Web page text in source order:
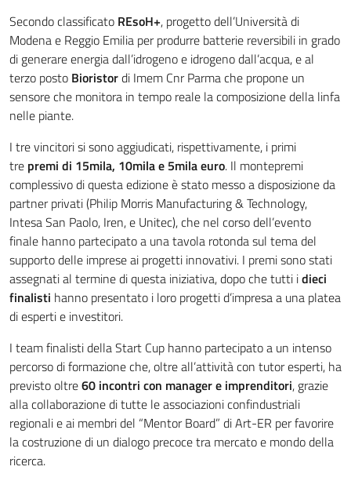
Secondo classificato REsoH+, progetto dell’Università di
Modena e Reggio Emilia per produrre batterie reversibili in grado
di generare energia dall’idrogeno e idrogeno dall’acqua, e al
terzo posto Bioristordi Imem Cnr Parma che propone un
sensore che monitora in tempo reale la composizione della linfa
nelle piante.
I tre vincitori si sono aggiudicati, rispettivamente, i primi
tre premi di 15mila, 10mila e 5mila euro. Il montepremi
complessivo di questa edizione è stato messo a disposizione da
partner privati (Philip Morris Manufacturing & Technology,
Intesa San Paolo, Iren, e Unitec), che nel corso dell’evento
finale hanno partecipato a una tavola rotonda sul tema del
supporto delle imprese ai progetti innovativi. I premi sono stati
assegnati al termine di questa iniziativa, dopo che tutti idieci
finalisti hanno presentato i loro progetti d’impresa a una platea
di esperti e investitori.
I team finalisti della Start Cup hanno partecipato a un intenso
percorso di formazione che, oltre all’attività con tutor esperti, ha
previsto oltre60 incontri con manager e imprenditori, grazie
alla collaborazione di tutte le associazioni confindustriali
regionali e ai membri del “Mentor Board” di Art-ER per favorire
la costruzione di un dialogo precoce tra mercato e mondo della
ricerca.